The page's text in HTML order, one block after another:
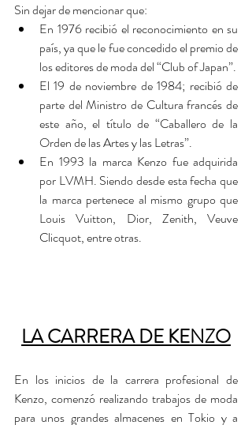
Sin dejar de mencionar que:
En 1976 recibió el reconocimiento en su
país, ya que le fue concedido el premio de
los editores de moda del “Club of Japan”.
El 19 de noviembre de 1984; recibió de
parte del Ministro de Cultura francés de
este año, el título de “Caballero de la
Orden de las Artes y las Letras”.
En 1993 la marca Kenzo fue adquirida
por LVMH. Siendo desde esta fecha que
la marca pertenece al mismo grupo que
Louis Vuitton, Dior, Zenith, Veuve
Clicquot, entre otras.
LA CARRERA DE KENZO
En los inicios de la carrera profesional de
Kenzo, comenzó realizando trabajos de moda
para unos grandes almacenes en Tokio y a